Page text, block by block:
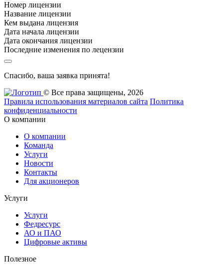
Номер лицензии
Название лицензии
Кем выдана лицензия
Дата начала лицензии
Дата окончания лицензии
Последние изменения по лецензии
Спасибо, ваша заявка принята!
© Все права защищены, 2026
Правила использования материалов сайта Политика
конфиденциальности
О компании
О компании
Команда
Услуги
Новости
Контакты
Для акционеров
Услуги
Услуги
Федресурс
АО и ПАО
Цифровые активы
Полезное